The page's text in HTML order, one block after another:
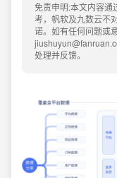
免责申明:本文内容通
考，帆软及九数云不
诺。如有任何问题或
处理并反馈。